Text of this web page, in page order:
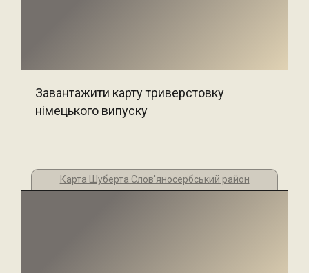
Завантажити карту триверстовку
німецького випуску
Карта Шуберта Слов'яносербський район